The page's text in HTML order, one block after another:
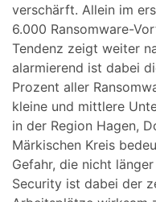
verschärft. Allein im
6.000 Ransomware-
Tendenz zeigt weiter
alarmierend ist dabei
Prozent aller
kleine und mittlere
in der Region Hagen,
Märkischen Kreis
Gefahr, die nicht
Security ist dabei der